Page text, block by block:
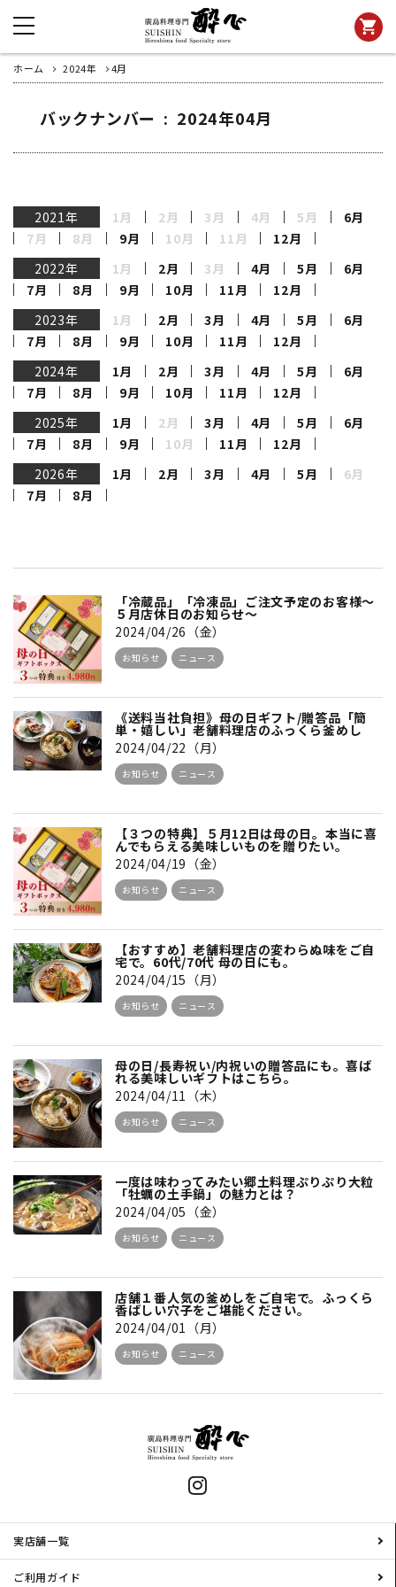
shopping_cart
ホーム 2024年 4月
バックナンバー : 2024年04月
2021年 1月 2月 3月 4月 5月
6月
7月
8月 9月 10月 11月
12月
2022年
1月 2月 3月 4月 5月
6月
7月
8月 9月 10月 11月
12月
2023年
1月 2月 3月 4月 5月
6月
7月
8月 9月 10月 11月
12月
2024年
1月 2月 3月 4月 5月
6月
7月
8月 9月 10月 11月
12月
2025年
1月 2月 3月 4月 5月
6月
7月
8月 9月 10月 11月
12月
2026年
1月 2月 3月 4月 5月
6月
7月
8月
「冷蔵品」「冷凍品」ご注文予定のお客様～
５月店休日のお知らせ～
2024/04/26（金）
お知らせ ニュース
《送料当社負担》母の日ギフト/贈答品「簡
単・嬉しい」老舗料理店のふっくら釜めし
2024/04/22（月）
お知らせ ニュース
【３つの特典】５月12日は母の日。本当に喜
んでもらえる美味しいものを贈りたい。
2024/04/19（金）
お知らせ ニュース
【おすすめ】老舗料理店の変わらぬ味をご自
宅で。60代/70代 母の日にも。
2024/04/15（月）
お知らせ ニュース
母の日/長寿祝い/内祝いの贈答品にも。喜ば
れる美味しいギフトはこちら。
2024/04/11（木）
お知らせ ニュース
一度は味わってみたい郷土料理ぷりぷり大粒
「牡蠣の土手鍋」の魅力とは？
2024/04/05（金）
お知らせ ニュース
店舗１番人気の釜めしをご自宅で。ふっくら
香ばしい穴子をご堪能ください。
2024/04/01（月）
お知らせ ニュース
実店舗一覧
ご利用ガイド